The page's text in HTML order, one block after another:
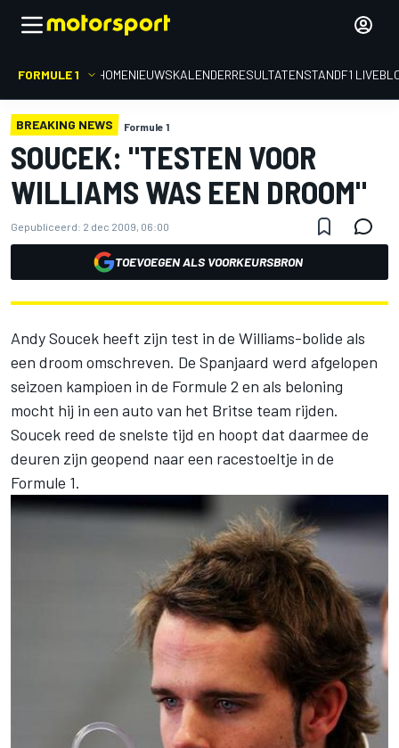
FORMULE 1 HOMENIEUWSKALENDERRESULTATENSTANDF1
BREAKING NEWS Formule 1
SOUCEK: "TESTEN VOOR
WILLIAMS WAS EEN DROOM"
Gepubliceerd: 2 dec 2009, 06:00
TOEVOEGEN ALS VOORKEURSBRON
Andy Soucek heeft zijn test in de Williams-bolide als
een droom omschreven. De Spanjaard werd afgelopen
seizoen kampioen in de Formule 2 en als beloning
mocht hij in een auto van het Britse team rijden.
Soucek reed de snelste tijd en hoopt dat daarmee de
deuren zijn geopend naar een racestoeltje in de
Formule 1.